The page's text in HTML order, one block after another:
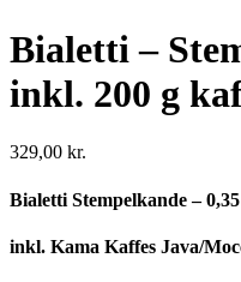
Bialetti –
inkl. 200 g
329,00 kr.
Bialetti Stempelkande –
inkl. Kama Kaffes Java/